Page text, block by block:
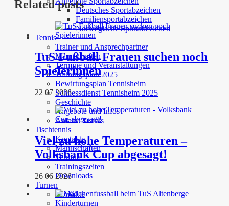
Deutsches Sportabzeichen
Familiensportabzeichen
Norwegische Sportabzeichen
Tennis
Trainer und Ansprechpartner
Mannschaften
Termine und Veranstaltungen
Trainingsplan 2025
Bewirtungsplan Tennisheim
Schliessdienst Tennisheim 2025
Geschichte
Angebote und Infos
Anfahrt Tennis
Tischtennis
Kontakte
Mannschaften
Termine
Trainingszeiten
Downloads
Turnen
Kontakte
Kinderturnen
Related posts
TuS Fußball Frauen suchen noch
Spielerinnen
22 07 2026
Viel zu hohe Temperaturen –
Volksbank Cup abgesagt!
26 06 2026